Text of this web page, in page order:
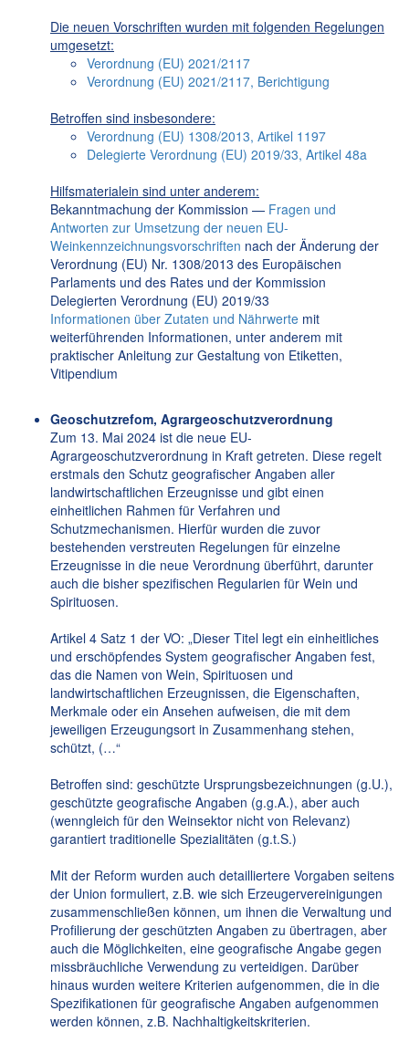
Die neuen Vorschriften wurden mit folgenden Regelungen
umgesetzt:
Verordnung (EU) 2021/2117
Verordnung (EU) 2021/2117, Berichtigung
Betroffen sind insbesondere:
Verordnung (EU) 1308/2013, Artikel 1197
Delegierte Verordnung (EU) 2019/33, Artikel 48a
Hilfsmaterialein sind unter anderem:
Bekanntmachung der Kommission — Fragen und
Antworten zur Umsetzung der neuen EU-
Weinkennzeichnungsvorschriften nach der Änderung der
Verordnung (EU) Nr. 1308/2013 des Europäischen
Parlaments und des Rates und der Kommission
Delegierten Verordnung (EU) 2019/33
Informationen über Zutaten und Nährwerte mit
weiterführenden Informationen, unter anderem mit
praktischer Anleitung zur Gestaltung von Etiketten,
Vitipendium
Geoschutzrefom, Agrargeoschutzverordnung
Zum 13. Mai 2024 ist die neue EU-
Agrargeoschutzverordnung in Kraft getreten. Diese regelt
erstmals den Schutz geografischer Angaben aller
landwirtschaftlichen Erzeugnisse und gibt einen
einheitlichen Rahmen für Verfahren und
Schutzmechanismen. Hierfür wurden die zuvor
bestehenden verstreuten Regelungen für einzelne
Erzeugnisse in die neue Verordnung überführt, darunter
auch die bisher spezifischen Regularien für Wein und
Spirituosen.
Artikel 4 Satz 1 der VO: „Dieser Titel legt ein einheitliches
und erschöpfendes System geografischer Angaben fest,
das die Namen von Wein, Spirituosen und
landwirtschaftlichen Erzeugnissen, die Eigenschaften,
Merkmale oder ein Ansehen aufweisen, die mit dem
jeweiligen Erzeugungsort in Zusammenhang stehen,
schützt, (…“
Betroffen sind: geschützte Ursprungsbezeichnungen (g.U.),
geschützte geografische Angaben (g.g.A.), aber auch
(wenngleich für den Weinsektor nicht von Relevanz)
garantiert traditionelle Spezialitäten (g.t.S.)
Mit der Reform wurden auch detailliertere Vorgaben seitens
der Union formuliert, z.B. wie sich Erzeugervereinigungen
zusammenschließen können, um ihnen die Verwaltung und
Profilierung der geschützten Angaben zu übertragen, aber
auch die Möglichkeiten, eine geografische Angabe gegen
missbräuchliche Verwendung zu verteidigen. Darüber
hinaus wurden weitere Kriterien aufgenommen, die in die
Spezifikationen für geografische Angaben aufgenommen
werden können, z.B. Nachhaltigkeitskriterien.